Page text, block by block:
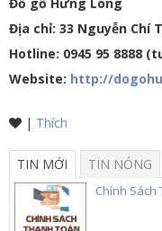
Địa chỉ: 33 Nguyễn Chí
Hotline: 0945 95 8888
Website: http://
| Thích
TIN MỚI TIN NÓNG
Chính Sách